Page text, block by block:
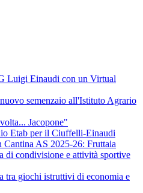
Luigi Einaudi con un Virtual
semenzaio all'Istituto Agrario
Jacopone"
Etab per il Ciuffelli-Einaudi
AS 2025-26: Fruttaia
di condivisione e attività sportive
tra giochi istruttivi di economia e